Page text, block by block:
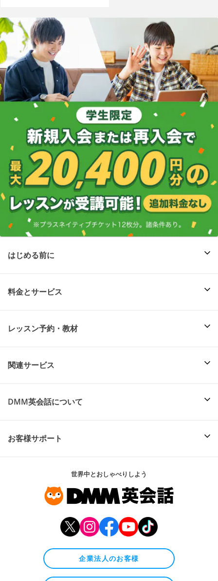
はじめる前に
料金とサービス
レッスン予約・教材
関連サービス
DMM英会話について
お客様サポート
世界中とおしゃべりしよう
企業法人のお客様